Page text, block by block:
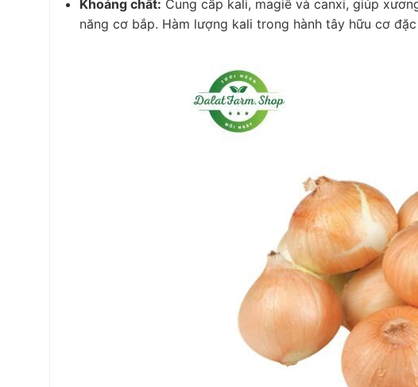
Khoáng chất: Cung cấp kali, magiê và canxi, giúp
năng cơ bắp. Hàm lượng kali trong hành tây hữu cơ